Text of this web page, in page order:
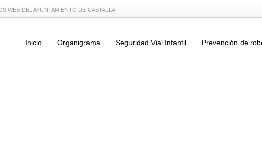
WEB DEL AYUNTAMIENTO DE CASTALLA
Inicio Organigrama Seguridad Vial Infantil Prevención de